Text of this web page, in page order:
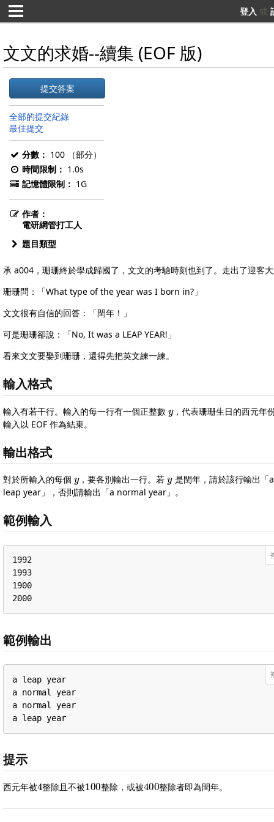
登入 或
文文的求婚--續集 (EOF 版)
提交答案
全部的提交紀錄
最佳提交
分數： 100 （部分）
時間限制： 1.0s
記憶體限制： 1G
作者：
電研網管打工人
題目類型
承 a004，珊珊終於學成歸國了，文文的考驗時刻也到了。走出了迎客
珊珊問：「What type of the year was I born in?」
文文很有自信的回答：「閏年！」
可是珊珊卻說：「No, It was a LEAP YEAR!」
看來文文要娶到珊珊，還得先把英文練一練。
輸入格式
輸入有若干行。輸入的每一行有一個正整數
，代表珊珊生日的西元年
輸入以 EOF 作為結束。
輸出格式
對於所輸入的每個 ，要各別輸出一行。若 是閏年，請於該行輸出「a
leap year」，否則請輸出「a normal year」。
範例輸入
1992
1993
1900
2000
範例輸出
a leap year
a normal year
a normal year
a leap year
提示
西元年被 整除且不被 整除，或被 整除者即為閏年。